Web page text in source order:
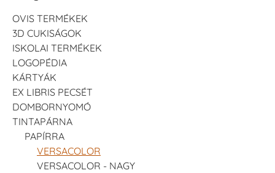
OVIS TERMÉKEK
3D CUKISÁGOK
ISKOLAI TERMÉKEK
LOGOPÉDIA
KÁRTYÁK
EX LIBRIS PECSÉT
DOMBORNYOMÓ
TINTAPÁRNA
PAPÍRRA
VERSACOLOR
VERSACOLOR - NAGY